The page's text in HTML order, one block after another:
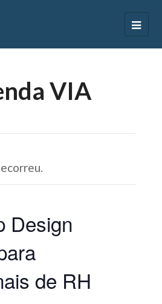
VIA
Design
de RH